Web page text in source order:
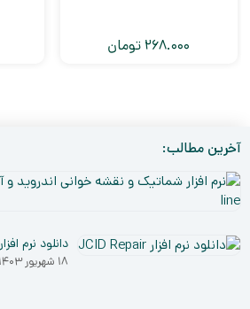
268.000 تومان
آخرین مطالب:
دانلود نرم افزار JCID Repair
۱۸ شهریور ۱۴۰۳